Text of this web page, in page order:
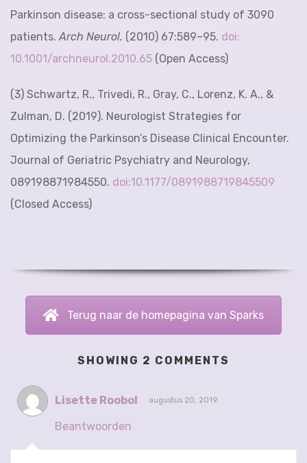
Parkinson disease: a cross-sectional study of 3090
patients.Arch Neurol. (2010) 67:589–95. doi:
10.1001/archneurol.2010.65 (Open Access)
(3) Schwartz, R., Trivedi, R., Gray, C., Lorenz, K. A., &
Zulman, D. (2019). Neurologist Strategies for
Optimizing the Parkinson’s Disease Clinical Encounter.
Journal of Geriatric Psychiatry and Neurology,
089198871984550. doi:10.1177/0891988719845509
(Closed Access)
Terug naar de homepagina van Sparks
SHOWING 2 COMMENTS
Lisette Roobol augustus 20, 2019
Beantwoorden